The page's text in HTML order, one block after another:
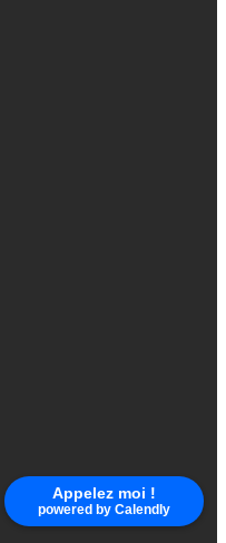
Appelez moi !
powered by Calendly